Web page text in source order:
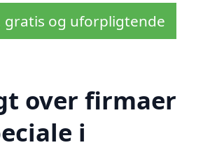
gratis og uforpligtende
over firmaer
i